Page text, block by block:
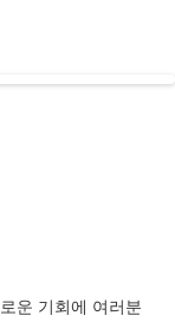
운 기회에 여러분